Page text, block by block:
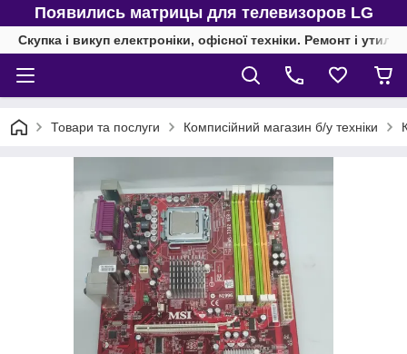
Появились матрицы для телевизоров LG
Скупка і викуп електроніки, офісної техніки. Ремонт і
Товари та послуги Комписійний магазин б/у техніки